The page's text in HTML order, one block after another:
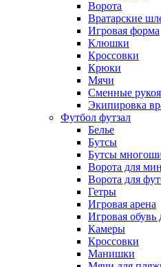
Ворота
Вратарские
Игровая форма
Клюшки
Кроссовки
Крюки
Мячи
Сменные
Экипировка
Футбол футзал
Белье
Бутсы
Бутсы
Ворота для
Ворота для
Гетры
Игровая арена
Игровая обувь
Камеры
Кроссовки
Манишки